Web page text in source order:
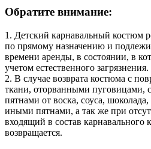
Обратите внимание:
1. Детский карнавальный костюм
по прямому назначению и
времени аренды, в состоянии, в
учетом естественного загрязнения.
2. В случае возврата костюма с
ткани, оторванными
пятнами от воска, соуса,
иными пятнами, а так же при
входящий в состав карнавального
возвращается.